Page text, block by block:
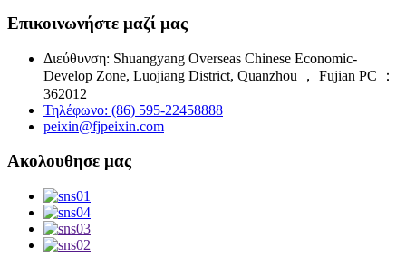
Επικοινωνήστε μαζί μας
Διεύθυνση: Shuangyang Overseas Chinese Economic-
Develop Zone, Luojiang District, Quanzhou ， Fujian PC ：
362012
Τηλέφωνο: (86) 595-22458888
peixin@fjpeixin.com
Ακολουθησε μας